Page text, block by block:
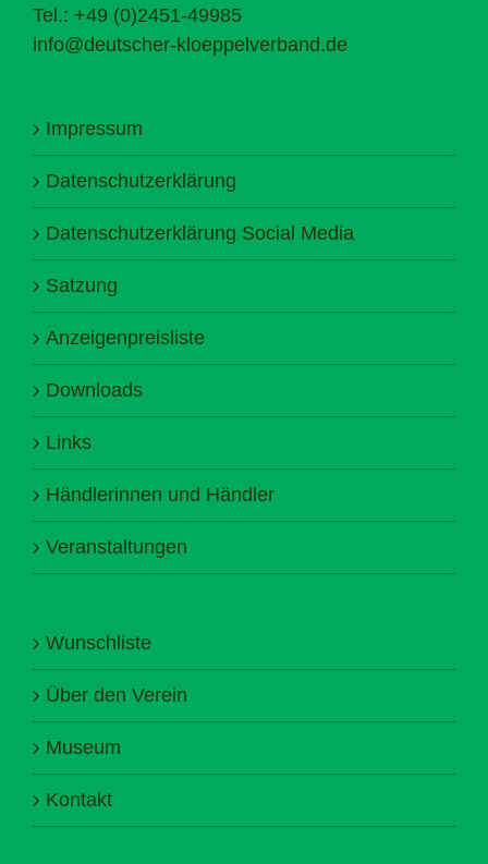
Tel.: +49 (0)2451-49985
info@deutscher-kloeppelverband.de
Impressum
Datenschutzerklärung
Datenschutzerklärung Social Media
Satzung
Anzeigenpreisliste
Downloads
Links
Händlerinnen und Händler
Veranstaltungen
Wunschliste
Über den Verein
Museum
Kontakt